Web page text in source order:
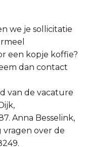
we je sollicitatie
een kopje koffie?
dan contact
van de vacature
Anna Besselink,
vragen over de